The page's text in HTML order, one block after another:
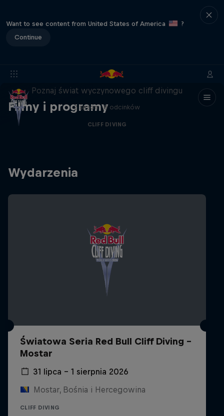
Want to see content from United States of America
?
Continue
Filmy i programy
More than a Dive
Poznaj świat wyczynowego cliff divingu
2 sezon · 8 odcinków
CLIFF DIVING
Wydarzenia
Światowa Seria Red Bull Cliff Diving -
Mostar
31 lipca – 1 sierpnia 2026
Mostar, Bośnia i Hercegowina
CLIFF DIVING